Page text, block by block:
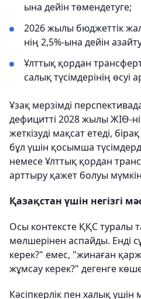
ына дейін төмендетуге;
2026 жылы бюджеттік
нің 2,5%-ына дейін
Ұлттық қордан
салық түсімдерінің өсуі
Ұзақ мерзімді
дефицитті 2028 жылы ЖІӨ-
жеткізуді мақсат етеді,
бұл үшін қосымша
немесе Ұлттық қордан
арттыру қажет болуы
Қазақстан үшін негізгі
Осы контексте ҚҚС туралы
мөлшерінен аспайды. Енді
керек?" емес, "жинаған
жұмсау керек?" дегенге
Кәсіпкерлік пен халық